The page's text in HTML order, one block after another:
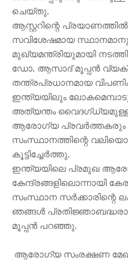
ചെയ്തു.
ആസ്റ്ററിന്റെ
സവിശേഷമായ
മുഖ്യമന്ത്രിയുമായി
ഡോ. ആസാദ് മൂപ്പൻ
തന്ത്രപ്രധാനമായ
ഇന്ത്യയിലും
അത്യന്തം വൈദഗ്ധ്യമുള്ള
ആരോഗ്യ പ്രവർത്തകരും
സംസ്ഥാനത്തിന്റെ
കൂട്ടിച്ചേർത്തു.
ഇന്ത്യയിലെ പ്രമുഖ
കേന്ദ്രങ്ങളിലൊന്നായി
സംസ്ഥാന സർക്കാരിന്റെ
ഞങ്ങൾ
മൂപ്പൻ പറഞ്ഞു.
ആരോഗ്യ സംരക്ഷണ